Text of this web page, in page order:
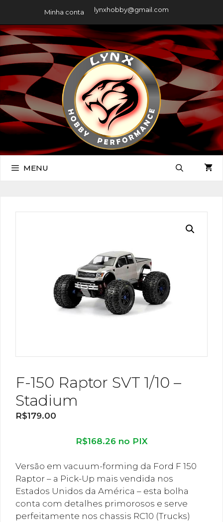
Minha conta lynxhobby@gmail.com
MENU
F-150 Raptor SVT 1/10 –
Stadium
R$179.00
R$168.26 no PIX
Versão em vacuum-forming da Ford F 150
Raptor – a Pick-Up mais vendida nos
Estados Unidos da América – esta bolha
conta com detalhes primorosos e serve
perfeitamente nos chassis RC10 (Trucks)